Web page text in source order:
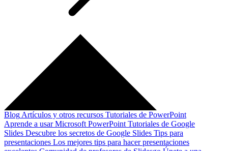
Blog Artículos y otros recursos Tutoriales de PowerPoint
Aprende a usar Microsoft PowerPoint Tutoriales de Google
Slides Descubre los secretos de Google Slides Tips para
presentaciones Los mejores tips para hacer presentaciones